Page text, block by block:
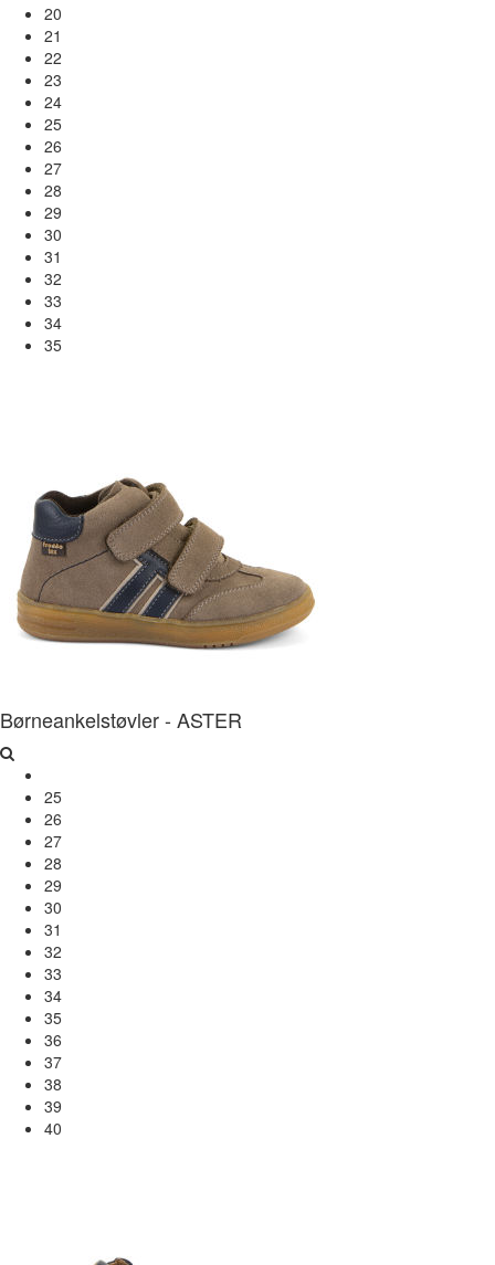
20
21
22
23
24
25
26
27
28
29
30
31
32
33
34
35
Børneankelstøvler - ASTER
25
26
27
28
29
30
31
32
33
34
35
36
37
38
39
40